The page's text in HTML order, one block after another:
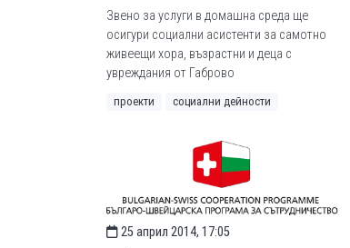
Звено за услуги в домашна среда ще
осигури социални асистенти за самотно
живеещи хора, възрастни и деца с
увреждания от Габрово
проекти социални дейности
25 април 2014, 17:05